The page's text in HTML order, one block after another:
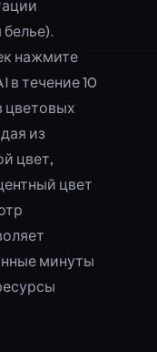
нажмите
в течение 10
цветовых
из
цвет,
цвет
минуты